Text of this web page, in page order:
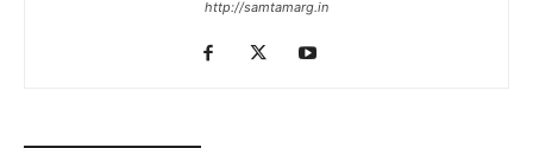
http://samtamarg.in